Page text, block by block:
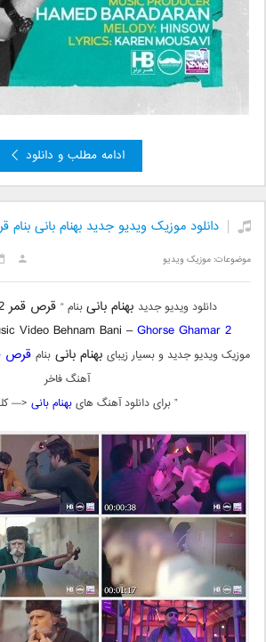
ادامه مطلب و دانلود
دانلود موزیک ویدیو جدید بهنام بانی بنام
موضوعات:موزیک ویدیو
دانلود ویدیو جدید بهنام بانیبنام “ قرص قمر 2
Video Behnam Bani –Ghorse Ghamar 2
موزیک ویدیو جدید و بسیار زیبای بهنام بانیبنام قرص
آهنگ فاخر
” برای دانلود آهنگ هایبهنام بانی <—